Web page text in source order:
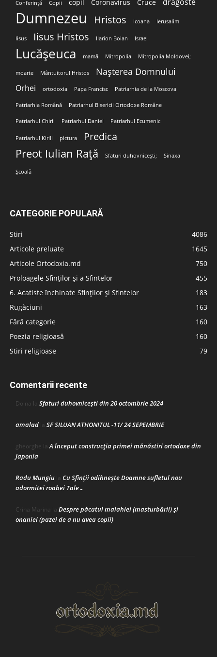
Conferință Copii copil Coronavirus Cruce
Dumnezeu Hristos Icoana Ierusalim
Iisus Iisus Hristos Ilarion Boian Israel
Lucășeuca mamă Mitropolia Mitropolia Moldovei;
moarte Mântuitorul Hristos Nașterea Domnului
Orhei ortodoxia Papa Francisc Patriarhia de la Moscova
Patriarhia Română Patriarhul Bisericii Ortodoxe Române
Patriarhul Chiril Patriarhul Daniel Patriarhul Ecumenic
Patriarhul Kirill pictura Predica
Preot Iulian Rață Sfaturi duhovnicești; Sinaxa
Școală
CATEGORIE POPULARĂ
Stiri
4086
Articole preluate
1645
Articole Ortodoxia.md
750
Proloagele Sfinților și a Sfintelor
455
6. Acatiste închinate Sfinților și Sfintelor
183
Rugăciuni
163
Fără categorie
160
Poezia religioasă
160
Stiri religioase
79
Comentarii recente
Doina la Sfaturi duhovnicești din 20 octombrie 2024
amalad la SF SILUAN ATHONITUL -11/ 24 SEPEMBRIE
gheorghe laA început construcţia primei mănăstiri ortodoxe din
Japonia
Radu Mungiu la Cu Sfinții odihnește Doamne sufletul nou
adormitei roabei Tale…
Crina Marina la Despre păcatul malahiei (masturbării) şi
onaniei (pazei de a nu avea copii)